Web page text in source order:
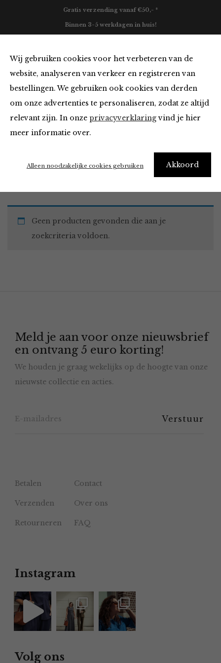
Wij gebruiken cookies voor het verbeteren van de
website, analyseren van verkeer en registreren van
bestellingen. We gebruiken ook cookies van derden
om onze advertenties te personaliseren, zodat ze altijd
relevant zijn. In onze privacyverklaringvind je hier
meer informatie over.
Akkoord
Alleen noodzakelijke cookies gebruiken
Gratis verzending vanaf €50,- *
Binnen 3-5 werkdagen in huis!
Tops en Blouses
Home Winkel Kleding Tops en Blouses
Geen producten gevonden die aan je
zoekcriteria voldoen.
Meld je aan voor onze nieuwsbrief
en ontvang 5 euro korting!
We houden je graag wekelijks op de hoogte van onze
nieuwste collectie en acties.
Betalen Contact
Verzenden Over ons
Retourneren FAQ
Instagram
Volg ons